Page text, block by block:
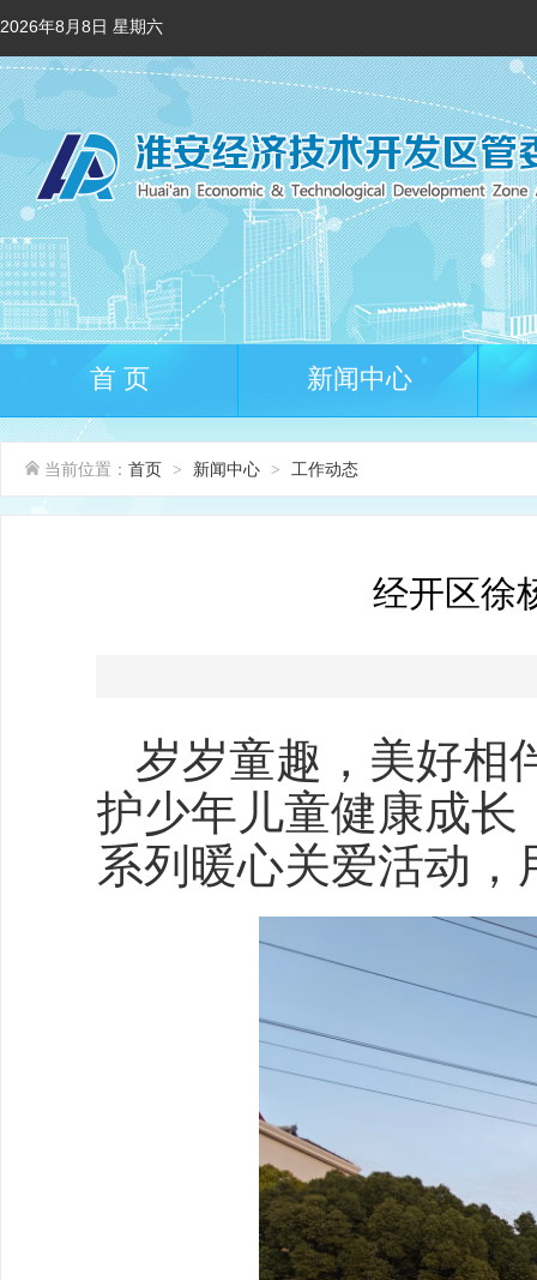
2026年8月8日 星期六
首 页 新闻中心
当前位置： 首页 > 新闻中心 > 工作动态
经开区徐
岁岁童趣，美好相
护少年儿童健康成
系列暖心关爱活动